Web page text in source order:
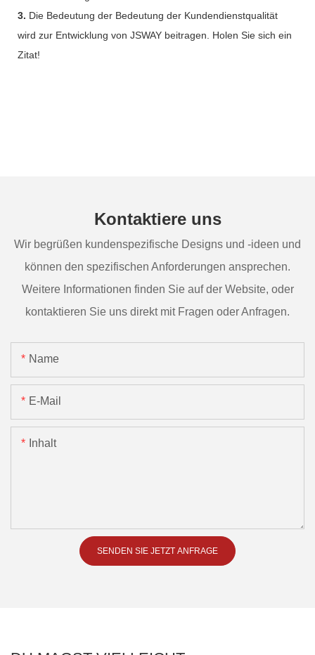
3. Die Bedeutung der Bedeutung der Kundendienstqualität
wird zur Entwicklung von JSWAY beitragen. Holen Sie sich ein
Zitat!
Kontaktiere uns
Wir begrüßen kundenspezifische Designs und -ideen und
können den spezifischen Anforderungen ansprechen.
Weitere Informationen finden Sie auf der Website, oder
kontaktieren Sie uns direkt mit Fragen oder Anfragen.
Name
E-Mail
Inhalt
SENDEN SIE JETZT ANFRAGE